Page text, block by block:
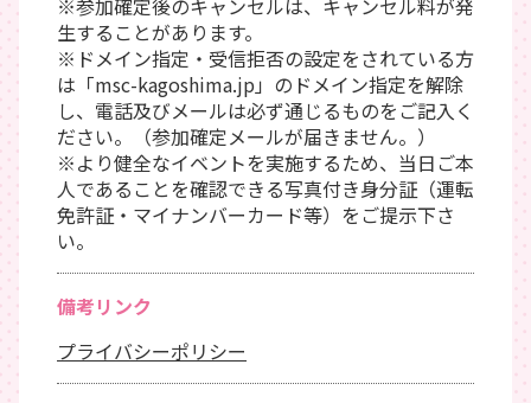
※参加確定後のキャンセルは、キャンセル料が発
生することがあります。
※ドメイン指定・受信拒否の設定をされている方
は「msc-kagoshima.jp」のドメイン指定を解除
し、電話及びメールは必ず通じるものをご記入く
ださい。（参加確定メールが届きません。）
※より健全なイベントを実施するため、当日ご本
人であることを確認できる写真付き身分証（運転
免許証・マイナンバーカード等）をご提示下さ
い。
備考リンク
プライバシーポリシー